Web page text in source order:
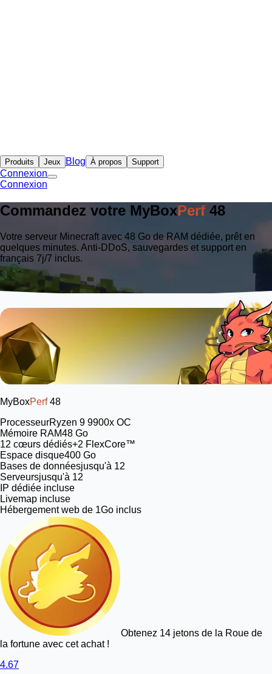
Produits Jeux Blog À propos Support
Connexion
Connexion
Commandez votre MyBoxPerf 48
Votre serveur Minecraft avec 48 Go de RAM dédiée, prêt en
quelques minutes. Anti-DDoS, sauvegardes et support en
français 7j/7 inclus.
MyBoxPerf48
ProcesseurRyzen 9 9900x OC
Mémoire RAM48 Go
12 cœurs dédiés+2 FlexCore™
Espace disque400 Go
Bases de donnéesjusqu'à 12
Serveursjusqu'à 12
IP dédiée incluse
Livemap incluse
Hébergement web de 1Go inclus
Obtenez 14 jetons de la Roue de
la fortune avec cet achat !
4.67